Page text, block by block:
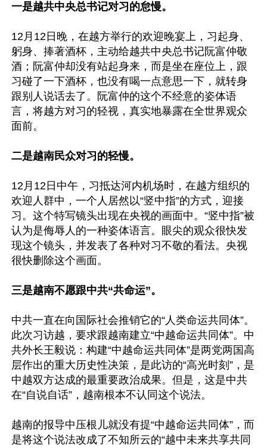
一是越共中央总书记对习的怠慢。
12月12日晚，在越方举行的欢迎晚宴上，习起身、
躬身、捧著酒杯，主动给越共中央总书记阮富仲敬
酒；阮富仲却没有站起身来，而是坐在座位上，跟
习碰了一下酒杯，也没有喝一点意思一下，就转身
跟别人说话去了。阮富仲的这个不经意的姿体语
言，将越方对习的轻视，真实地暴露在全世界观众
面前。
二是越南民众对习的轻慢。
12月12日中午，习抵达河内机场时，在越方组织的
欢迎人群中，一个人居然以“竖中指”的方式，迎接
习。这个特写镜头出现在央视的画面中。“竖中指”被
认为是侮辱人的一种姿体语言。眼尖的观众很快发
现这个镜头，并发表了各种对习不敬的看法。央视
很快删除这个画面。
三是越南不愿跟中共“共命运”。
中共一直在向国际社会推销它的“人类命运共同体”。
此次习访越，要求跟越南建立“中越命运共同体”。中
共外长王毅说：构建“中越命运共同体”是两党两国高
层作出的重大历史性决策，是此访的“高光时刻”，是
中越双方达成的最重要政治成果。但是，这是中共
在“自说自话”，越南根本不认同这个说法。
越南的报导中压根儿就没有提“中越命运共同体”，而
是将这个说法改成了不知所云的“越中未来共享共同